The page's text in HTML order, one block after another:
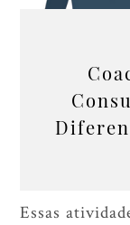
Essas